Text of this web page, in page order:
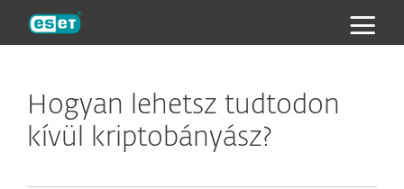
Hogyan lehetsz tudtodon
kívül kriptobányász?
ESET